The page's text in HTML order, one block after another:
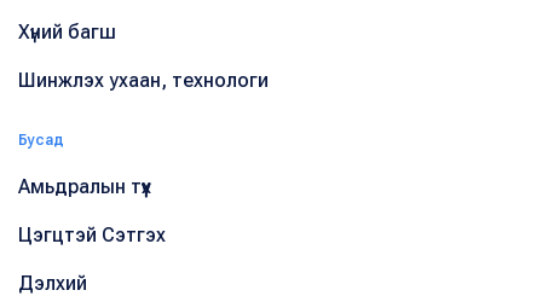
Хүний багш
Шинжлэх ухаан, технологи
Бусад
Амьдралын түүх
Цэгцтэй Сэтгэх
Дэлхий